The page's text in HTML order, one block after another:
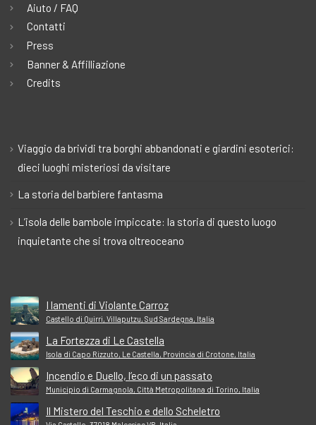
Aiuto / FAQ
Contatti
Press
Banner & Affilliazione
Credits
Viaggio da brividi tra borghi abbandonati e giardini esoterici:
dieci luoghi misteriosi da visitare
La storia del barbiere fantasma
L’isola delle bambole impiccate: la storia di questo luogo
inquietante che si trova oltreoceano
I lamenti di Violante Carroz
Castello di Quirri, Villaputzu, Sud Sardegna, Italia
La Fortezza di Le Castella
Isola di Capo Rizzuto, Le Castella, Provincia di Crotone, Italia
Incendio e Duello, l’eco di un passato
Municipio di Carmagnola, Città Metropolitana di Torino, Italia
Il Mistero del Teschio e dello Scheletro